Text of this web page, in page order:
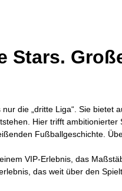
Stars.
die „dritte Liga“. Sie bietet
Hier trifft
Fußballgeschichte.
VIP-Erlebnis, das
das weit über den